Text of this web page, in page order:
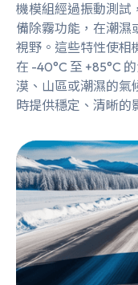
機模組經過振動測試
備除霧功能，在潮濕
視野。這些特性使相
在 -40°C 至 +85°C
漠、山區或潮濕的氣
時提供穩定、清晰的